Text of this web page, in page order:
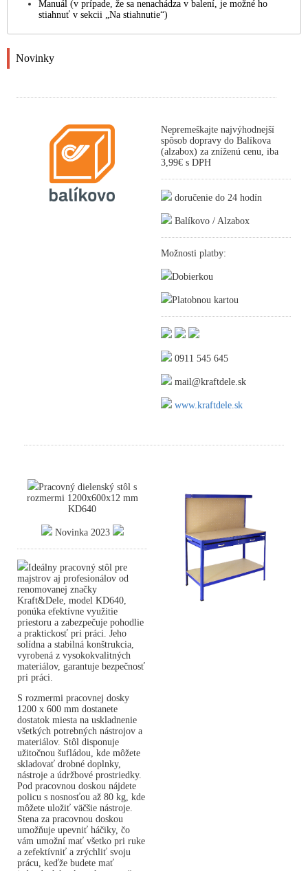
Manuál (v prípade, že sa nenachádza v balení, je možné ho
stiahnuť v sekcii „Na stiahnutie“)
Novinky
Nepremeškajte najvýhodnejší
spôsob dopravy do Balíkova
(alzabox) za zníženú cenu, iba
3,99€ s DPH
doručenie do 24 hodín
Balíkovo / Alzabox
Možnosti platby:
Dobierkou
Platobnou kartou
0911 545 645
mail@kraftdele.sk
www.kraftdele.sk
Pracovný dielenský stôl s
rozmermi 1200x600x12 mm
KD640
Novinka 2023
Ideálny pracovný stôl pre
majstrov aj profesionálov od
renomovanej značky
Kraft&Dele, model KD640,
ponúka efektívne využitie
priestoru a zabezpečuje pohodlie
a praktickosť pri práci. Jeho
solídna a stabilná konštrukcia,
vyrobená z vysokokvalitných
materiálov, garantuje bezpečnosť
pri práci.
S rozmermi pracovnej dosky
1200 x 600 mm dostanete
dostatok miesta na uskladnenie
všetkých potrebných nástrojov a
materiálov. Stôl disponuje
užitočnou šufládou, kde môžete
skladovať drobné doplnky,
nástroje a údržbové prostriedky.
Pod pracovnou doskou nájdete
policu s nosnosťou až 80 kg, kde
môžete uložiť väčšie nástroje.
Stena za pracovnou doskou
umožňuje upevniť háčiky, čo
vám umožní mať všetko pri ruke
a zefektívniť a zrýchliť svoju
prácu, keďže budete mať